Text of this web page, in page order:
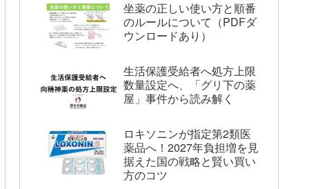
坐薬の正しい使い方と順番
のルールについて（PDFダ
ウンロードあり）
生活保護受給者へ処方上限
数量設定へ、「グリ下の薬
屋」事件から読み解く
ロキソニンが指定第2類医
薬品へ！2027年負担増を見
据えた国の戦略と賢い買い
方のコツ